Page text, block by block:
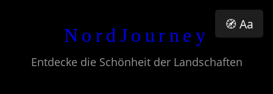
NordJourney
Entdecke die Schönheit der Landschaften
🧭 Aa